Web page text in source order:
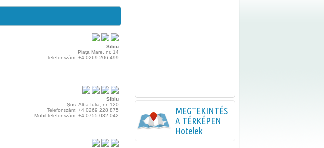
Sibiu
Piaţa Mare, nr. 14
Telefonszám: +4 0269 206 499
Sibiu
Şos. Alba Iulia, nr. 120
Telefonszám: +4 0269 228 875
Mobil telefonszám: +4 0755 032 042
MEGTEKINTÉS
A TÉRKÉPEN
Hotelek